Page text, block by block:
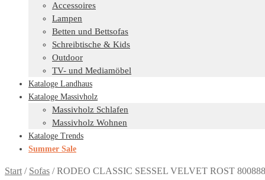
Accessoires
Lampen
Betten und Bettsofas
Schreibtische & Kids
Outdoor
TV- und Mediamöbel
Kataloge Landhaus
Kataloge Massivholz
Massivholz Schlafen
Massivholz Wohnen
Kataloge Trends
Summer Sale
Start / Sofas /RODEO CLASSIC SESSEL VELVET ROST